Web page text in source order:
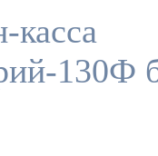
касса
130Ф